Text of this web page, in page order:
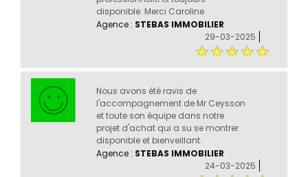
disponible. Merci Caroline
Agence : STEBAS IMMOBILIER
29-03-2025
Nous avons été ravis de
l'accompagnement de Mr Ceysson
et toute son équipe dans notre
projet d'achat qui a su se montrer
disponible et bienveillant.
Agence : STEBAS IMMOBILIER
24-03-2025